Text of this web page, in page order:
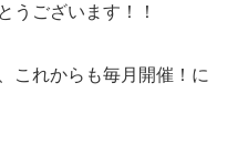
うございます！！
これからも毎月開催！に